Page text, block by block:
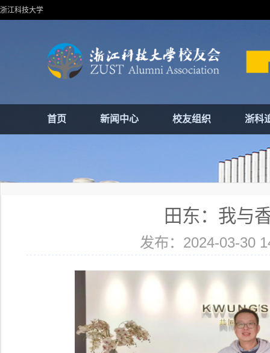
浙江科技大学
首页 新闻中心 校友组织 浙科
田东：我与
发布：2024-03-30